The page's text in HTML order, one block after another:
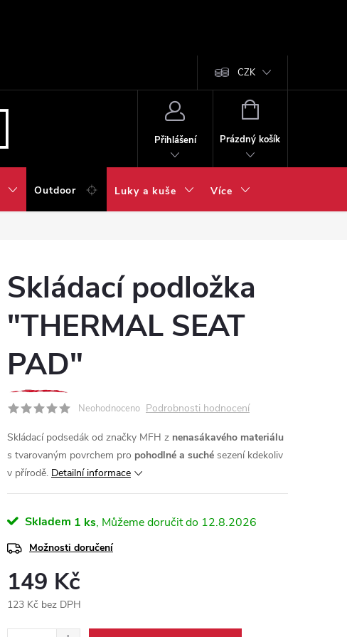
CZK
Přihlášení
NÁKUPNÍ
Prázdný košík
Outdoor Luky a kuše Více
Skládací podložka
"THERMAL SEAT
PAD"
Neohodnoceno Podrobnosti hodnocení
Skládací podsedák od značky MFH z nenasákavého materiálu
s tvarovaným povrchem pro pohodlné a suché sezení kdekoliv
v přírodě. Detailní informace
Skladem 1 ks 12.8.2026
Možnosti doručení
149 Kč
123 Kč bez DPH